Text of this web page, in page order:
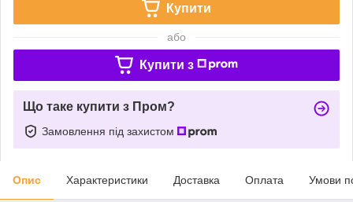
Купити
або
Купити з
Що таке купити з Пром?
Замовлення під захистом
Опис Характеристики Доставка Оплата Умови